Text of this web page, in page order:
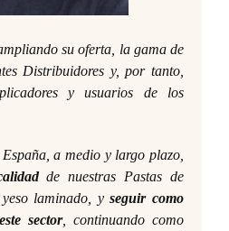
su oferta, la gama de
Distribuidores y, por tanto,
y usuarios de los
a medio y largo plazo,
de nuestras Pastas de
laminado, yseguir como
sector, continuando como